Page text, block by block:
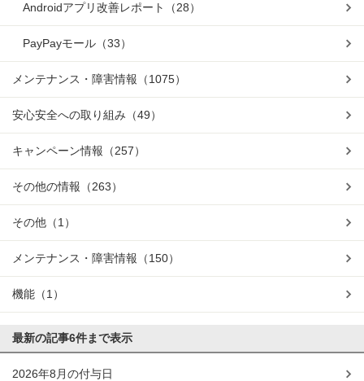
Androidアプリ改善レポート （28）
PayPayモール （33）
メンテナンス・障害情報 （1075）
安心安全への取り組み （49）
キャンペーン情報 （257）
その他の情報 （263）
その他 （1）
メンテナンス・障害情報 （150）
機能 （1）
最新の記事6件まで表示
2026年8月の付与日